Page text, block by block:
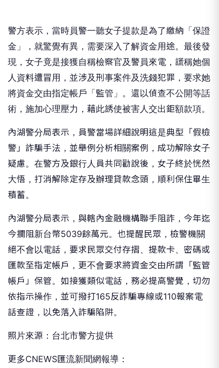
警方表示，當時員警一聽女子提款是為了繳納「保證
金」，就驚覺有異，需要深入了解資金用途。最後發
現，女子竟是接獲自稱檢察官及警員來電，謊稱她個
人資料遭冒用，並涉及刑事案件及洗錢犯罪，要求她
將資金交由指定帳戶「監管」。還以偵查不公開等話
術，施加心理壓力，藉此誘使被害人交出鉅額款項。
內湖警分局表示，員警當場詳細說明這是典型「假檢
警」詐騙手法，並舉例分析相關案例，成功解除女子
疑慮。在警方及銀行人員共同勸說後，女子終於恍然
大悟，打消解除定存及辦理貸款念頭，順利保住畢生
積蓄。
內湖警分局表示，與轄內金融機構聯手阻詐，今年迄
今攔阻新台幣5039餘萬元。也提醒民眾，檢警機關
絕不會以電話，要求民眾交付存摺、提款卡、密碼或
匯款至指定帳戶，更不會要求將資金交由所謂「監管
帳戶」保管。如接獲類似電話，務必提高警覺，切勿
依指示操作，並可撥打165反詐騙專線或110報案電
話查證，以免落入詐騙陷阱。
照片來源：台北市警方提供
更多CNEWS匯流新聞網報導：